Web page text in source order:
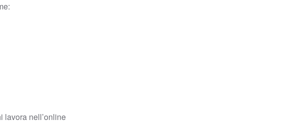
lavora nell’online